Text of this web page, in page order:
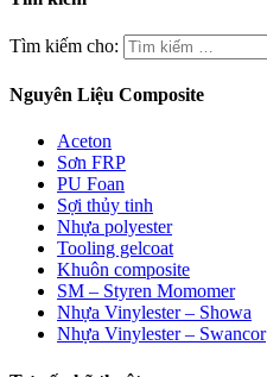
Tìm kiếm cho:
Nguyên Liệu Composite
Aceton
Sơn FRP
PU Foan
Sợi thủy tinh
Nhựa polyester
Tooling gelcoat
Khuôn composite
SM – Styren Momomer
Nhựa Vinylester – Showa
Nhựa Vinylester – Swancor